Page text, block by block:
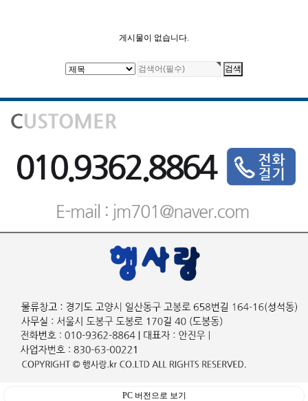
게시물이 없습니다.
PC 버전으로 보기